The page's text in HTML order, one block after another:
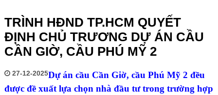
TRÌNH HĐND TP.HCM QUYẾT
ĐỊNH CHỦ TRƯƠNG DỰ ÁN CẦU
CẦN GIỜ, CẦU PHÚ MỸ 2
27-12-2025Dự án cầu Cần Giờ, cầu Phú Mỹ 2 đều
được đề xuất lựa chọn nhà đầu tư trong trường hợp